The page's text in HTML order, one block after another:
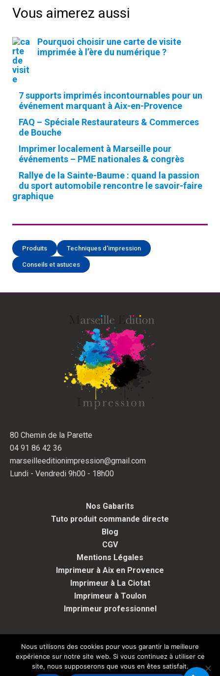
c
e
r
c
Vous aimerez aussi
Pourquoi choisir une carte de visite
imprimée à l’ère du numérique ?
7 supports imprimés incontournables pour un
événement marquant à Aix-en-Provence
FAQ – Spéciale Restaurateurs & Commerces
de Bouche
Imprimer localement à Marseille pour
événements – PME nationales & congrès
Rallye de la Sainte-Baume : quand la passion
du sport automobile rencontre le savoir-faire
graphique
Produits Techniques d'impression
Conseils et astuces
80 Chemin de la Parette
04 91 86 42 36
marseilleeditionimpression@gmail.com
Lundi - Vendredi 9h00 - 18h00
Nos Gabarits
Tuto produit commande directe
Blog
CGV
Mentions Légales
Imprimeur à Aix en Provence
Imprimeur à La Ciotat
Imprimeur à Toulon
Imprimeur professionnel
Copyright Marseille Edition Impression - Tous droits réservés -
2026
Nous utilisons des cookies pour vous garantir la meilleure
expérience sur notre site web. Si vous continuez à utiliser ce
site, nous supposerons que vous en êtes satisfait.